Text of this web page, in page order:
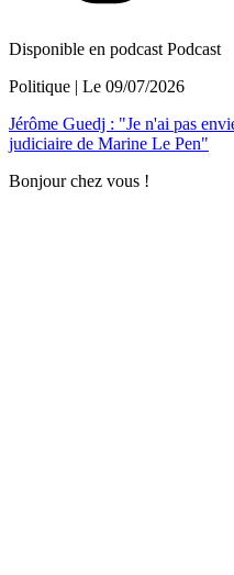
Disponible en podcast Podcast
Politique | Le 09/07/2026
Jérôme Guedj : "Je n'ai pas
judiciaire de Marine Le Pen"
Bonjour chez vous !